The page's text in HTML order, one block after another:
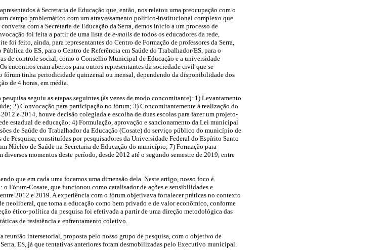
à Secretaria de Educação que, então, nos relatou uma preocupação com o
campo problemático com um atravessamento político-institucional complexo que
com a Secretaria de Educação da Serra, demos início a um processo de
foi feita a partir de uma lista de e-mails de todos os educadores da rede,
foi feito, ainda, para representantes do Centro de Formação de professores da Serra,
do ES, para o Centro de Referência em Saúde do Trabalhador/ES, para o
de controle social, como o Conselho Municipal de Educação e a universidade
encontros eram abertos para outros representantes da sociedade civil que se
fórum tinha periodicidade quinzenal ou mensal, dependendo da disponibilidade dos
de 4 horas, em média.
seguiu as etapas seguintes (às vezes de modo concomitante): 1) Levantamento
2) Convocação para participação no fórum; 3) Concomitantemente à realização do
e 2014, houve decisão colegiada e escolha de duas escolas para fazer um projeto-
estadual de educação; 4) Formulação, aprovação e sancionamento da Lei municipal
de Saúde do Trabalhador da Educação (Cosate) do serviço público do município de
Pesquisa, constituídas por pesquisadores da Universidade Federal do Espírito Santo
Núcleo de Saúde na Secretaria de Educação do município; 7) Formação para
diversos momentos deste período, desde 2012 até o segundo semestre de 2019, entre
que em cada uma focamos uma dimensão dela. Neste artigo, nosso foco é
o Fórum-Cosate, que funcionou como catalisador de ações e sensibilidades e
2012 e 2019. A experiência com o fórum objetivava fortalecer práticas no contexto
neoliberal, que toma a educação como bem privado e de valor econômico, conforme
ético-política da pesquisa foi efetivada a partir de uma direção metodológica das
de resistência e enfrentamento coletivo.
reunião intersetorial, proposta pelo nosso grupo de pesquisa, com o objetivo de
ES, já que tentativas anteriores foram desmobilizadas pelo Executivo municipal.